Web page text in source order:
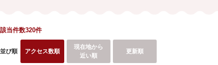
該当件数320件
並び順 アクセス数順
現在地から
近い順
更新順